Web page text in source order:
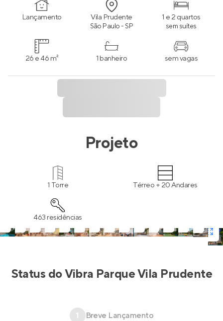
Lançamento Vila Prudente
São Paulo - SP
1 e 2 quartos
sem suítes
26 e 46 m² 1 banheiro sem vagas
Projeto
1 Torre Térreo + 20 Andares
463 residências
Status doVibra Parque Vila Prudente
1 Breve Lançamento